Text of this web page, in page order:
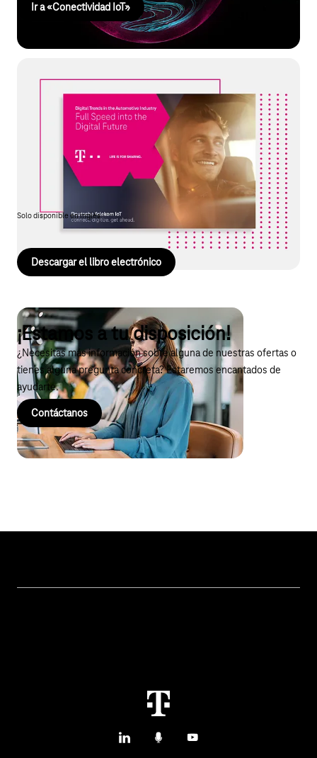
Ir a «Conectividad IoT»
Libro electrónico: A toda velocidad hacia
el futuro digital
El sector de la automoción se ve sometido a una gran presión
para adaptarse debido a los cambios en el comportamiento de
los clientes y a la transformación ACES. Este libro electrónico
ofrece ejemplos prácticos de cómo el IoT contribuye a la
Solo disponible en inglés
Descargar el libro electrónico
¡Estamos a tu disposición!
¿Necesitas más información sobre alguna de nuestras ofertas o
tienes alguna pregunta concreta? Estaremos encantados de
ayudarte.
Contáctanos
LinkedInPodcastsYouTube